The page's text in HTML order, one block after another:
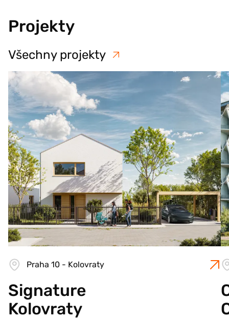
Projekty
Všechny projekty
Praha 10 - Kolovraty
Signature
Kolovraty